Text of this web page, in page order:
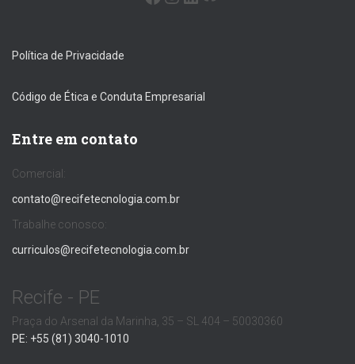
Política de Privacidade
Código de Ética e Conduta Empresarial
Entre em contato
Comercial:
contato@recifetecnologia.com.br
Trabalhe conosco:
curriculos@recifetecnologia.com.br
Recife - PE
Praça do Arsenal da Marinha, 35 – SL 404 – 50030360
PE: +55 (81) 3040-1010